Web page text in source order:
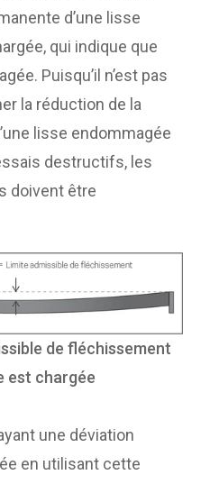
d’une lisse
qui indique que
Puisqu’il n’est pas
la réduction de la
lisse endommagée
destructifs, les
doivent être
de fléchissement
est chargée
une déviation
en utilisant cette